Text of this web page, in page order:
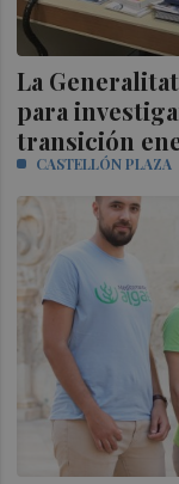
La
para
transición
CASTELLÓN PLAZA